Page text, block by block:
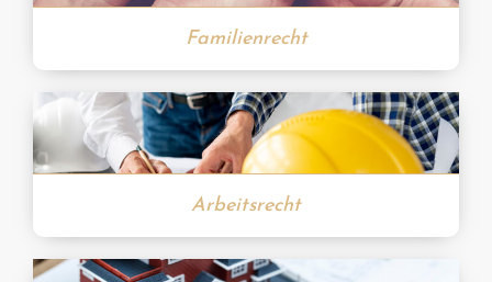
Familienrecht
Arbeitsrecht